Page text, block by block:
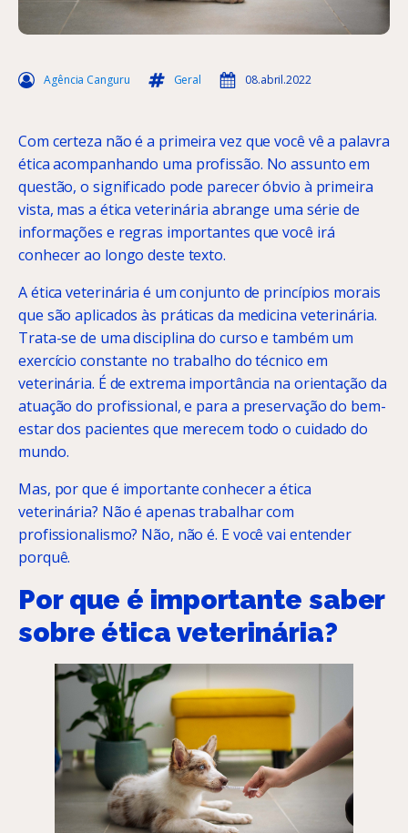
Agência Canguru Geral 08.abril.2022
Com certeza não é a primeira vez que você vê a palavra
ética acompanhando uma profissão. No assunto em
questão, o significado pode parecer óbvio à primeira
vista, mas a ética veterinária abrange uma série de
informações e regras importantes que você irá
conhecer ao longo deste texto.
A ética veterinária é um conjunto de princípios morais
que são aplicados às práticas da medicina veterinária.
Trata-se de uma disciplina do curso e também um
exercício constante no trabalho do técnico em
veterinária. É de extrema importância na orientação da
atuação do profissional, e para a preservação do bem-
estar dos pacientes que merecem todo o cuidado do
mundo.
Mas, por que é importante conhecer a ética
veterinária? Não é apenas trabalhar com
profissionalismo? Não, não é. E você vai entender
porquê.
Por que é importante saber
sobre ética veterinária?